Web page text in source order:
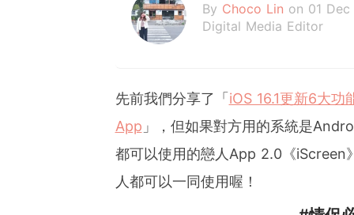
By Choco Lin on 01
Digital Media Editor
先前我們分享了「 iOS 16.1更新6大功
App 」，但如果對方用的系統是
都可以使用的戀人App 2.0《iScreen
人都可以一同使用喔！